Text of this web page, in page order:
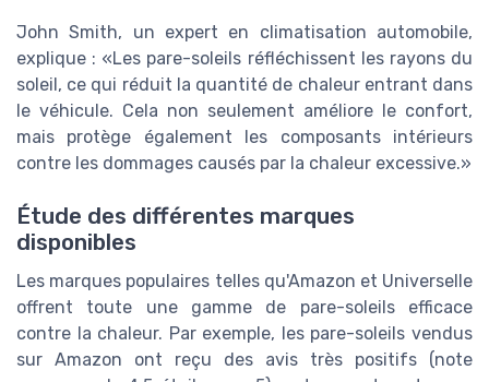
John Smith, un expert en climatisation automobile,
explique :
Les pare-soleils réfléchissent les rayons du
soleil, ce qui réduit la quantité de chaleur entrant dans
le véhicule. Cela non seulement améliore le confort,
mais protège également les composants intérieurs
contre les dommages causés par la chaleur excessive.
Étude des différentes marques
disponibles
Les marques populaires telles qu'Amazon et Universelle
offrent toute une gamme de pare-soleils efficace
contre la chaleur. Par exemple, les pare-soleils vendus
sur Amazon ont reçu des avis très positifs (note